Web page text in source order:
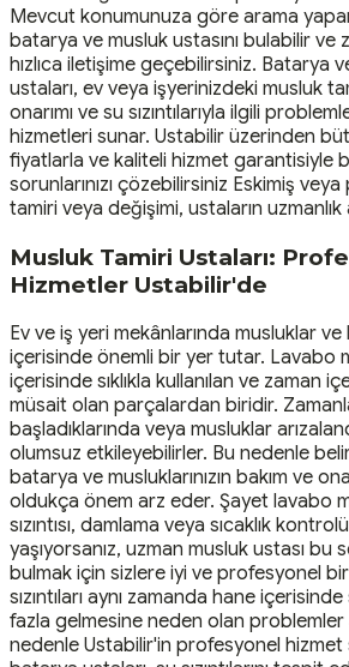
Mevcut konumunuza göre arama
batarya ve musluk ustasını bulabilir ve
hızlıca iletişime geçebilirsiniz. Batarya
ustaları, ev veya işyerinizdeki musluk
onarımı ve su sızıntılarıyla ilgili
hizmetleri sunar. Ustabilir üzerinden
fiyatlarla ve kaliteli hizmet garantisiyle
sorunlarınızı çözebilirsiniz Eskimiş
tamiri veya değişimi, ustaların uzmanlık
Musluk Tamiri Ustaları:
Hizmetler Ustabilir'de
Ev ve iş yeri mekânlarında musluklar
içerisinde önemli bir yer tutar. Lavabo
içerisinde sıklıkla kullanılan ve zaman
müsait olan parçalardan biridir.
başladıklarında veya musluklar
olumsuz etkileyebilirler. Bu nedenle
batarya ve musluklarınızın bakım ve
oldukça önem arz eder. Şayet lavabo
sızıntısı, damlama veya sıcaklık
yaşıyorsanız, uzman musluk ustası bu
bulmak için sizlere iyi ve profesyonel
sızıntıları aynı zamanda hane
fazla gelmesine neden olan problemler
nedenle Ustabilir'in profesyonel hizmet